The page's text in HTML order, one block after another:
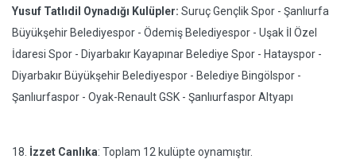
Yusuf Tatlıdil Oynadığı Kulüpler: Suruç Gençlik Spor - Şanlıurfa
Büyükşehir Belediyespor - Ödemiş Belediyespor - Uşak İl Özel
İdaresi Spor - Diyarbakır Kayapınar Belediye Spor - Hatayspor -
Diyarbakır Büyükşehir Belediyespor - Belediye Bingölspor -
Şanlıurfaspor - Oyak-Renault GSK - Şanlıurfaspor Altyapı
18. İzzet Canlıka: Toplam 12 kulüpte oynamıştır.